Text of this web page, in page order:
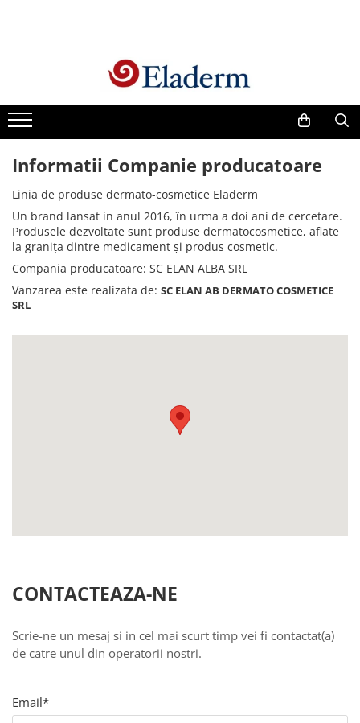
Vezi toate produsele
Creme cu protectie solara
Produse Antirid
Produse Hidratante
Produse Anticuperozice /
Antirozacee
Produse Anti sebum
Produse Antiacnee
Creme contur ochi
Seruri
Informatii Companie producatoare
Linia de produse dermato-cosmetice Eladerm
Un brand lansat in anul 2016, în urma a doi ani de cercetare.
Produsele dezvoltate sunt produse dermatocosmetice, aflate
la granița dintre medicament și produs cosmetic.
Compania producatoare: SC ELAN ALBA SRL
Vanzarea este realizata de: SC ELAN AB DERMATO COSMETICE
SRL
CONTACTEAZA-NE
Scrie-ne un mesaj si in cel mai scurt timp vei fi contactat(a)
de catre unul din operatorii nostri.
Email*